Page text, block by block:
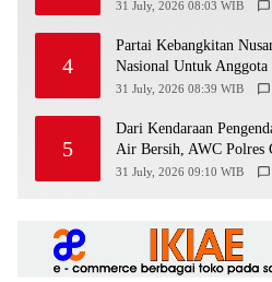
31 July, 2026 08:03 WIB
4
Partai Kebangkitan
Nasional Untuk
Yogyakarta
31 July, 2026 08:39 WIB
5
Dari Kendaraan
Air Bersih, AWC Polres
Kekeringan
31 July, 2026 09:10 WIB